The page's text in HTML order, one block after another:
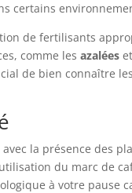
certains
de fertilisants
comme lesazalées
de bien connaître
la présence des
du marc de
à votre pause